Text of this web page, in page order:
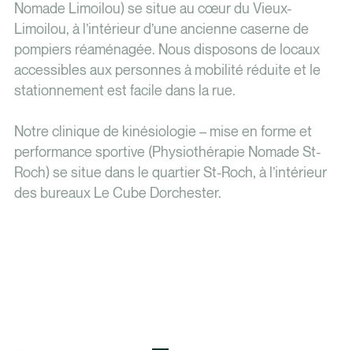
Nomade Limoilou) se situe au cœur du Vieux-
Limoilou, à l’intérieur d’une ancienne caserne de
pompiers réaménagée. Nous disposons de locaux
accessibles aux personnes à mobilité réduite et le
stationnement est facile dans la rue.
Notre clinique de kinésiologie – mise en forme et
performance sportive (Physiothérapie Nomade St-
Roch) se situe dans le quartier St-Roch, à l’intérieur
des bureaux Le Cube Dorchester.